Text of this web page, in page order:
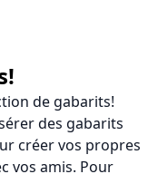
de gabarits!
des gabarits
créer vos propres
vos amis. Pour